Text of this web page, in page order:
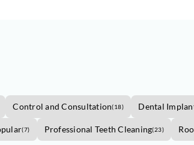
Control and Consultation(18) Dental
(7) Professional Teeth Cleaning(23)